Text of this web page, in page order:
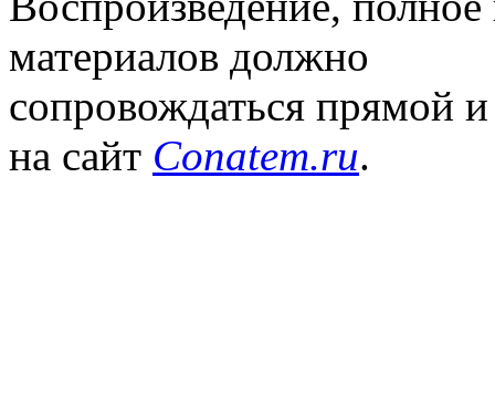
материалов должно
сопровождаться прямой
на сайт Conatem.ru.